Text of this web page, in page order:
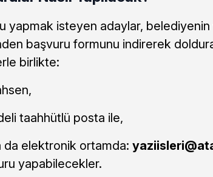
yapmak isteyen adaylar,
başvuru formunu indirerek
birlikte:
taahhütlü posta ile,
da elektronik ortamda:
yapabilecekler.